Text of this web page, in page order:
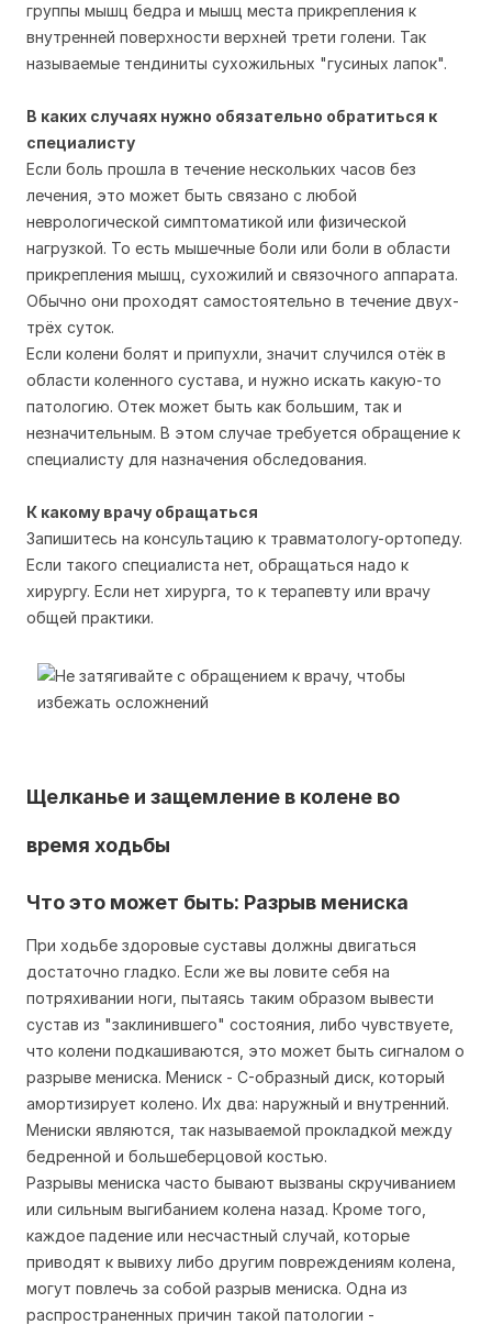
группы мышц бедра и мышц места прикрепления к
внутренней поверхности верхней трети голени. Так
называемые тендиниты сухожильных "гусиных лапок".
В каких случаях нужно обязательно обратиться к
специалисту
Если боль прошла в течение нескольких часов без
лечения, это может быть связано с любой
неврологической симптоматикой или физической
нагрузкой. То есть мышечные боли или боли в области
прикрепления мышц, сухожилий и связочного аппарата.
Обычно они проходят самостоятельно в течение двух-
трёх суток.
Если колени болят и припухли, значит случился отёк в
области коленного сустава, и нужно искать какую-то
патологию. Отек может быть как большим, так и
незначительным. В этом случае требуется обращение к
специалисту для назначения обследования.
К какому врачу обращаться
Запишитесь на консультацию к травматологу-ортопеду.
Если такого специалиста нет, обращаться надо к
хирургу. Если нет хирурга, то к терапевту или врачу
общей практики.
Щелканье и защемление в колене во
время ходьбы
Что это может быть: Разрыв мениска
При ходьбе здоровые суставы должны двигаться
достаточно гладко. Если же вы ловите себя на
потряхивании ноги, пытаясь таким образом вывести
сустав из "заклинившего" состояния, либо чувствуете,
что колени подкашиваются, это может быть сигналом о
разрыве мениска. Мениск - C-образный диск, который
амортизирует колено. Их два: наружный и внутренний.
Мениски являются, так называемой прокладкой между
бедренной и большеберцовой костью.
Разрывы мениска часто бывают вызваны скручиванием
или сильным выгибанием колена назад. Кроме того,
каждое падение или несчастный случай, которые
приводят к вывиху либо другим повреждениям колена,
могут повлечь за собой разрыв мениска. Одна из
распространенных причин такой патологии -